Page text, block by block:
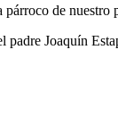
de nuestro
Joaquín